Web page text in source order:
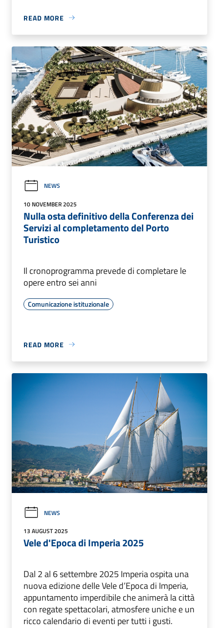
READ MORE
NEWS
10 NOVEMBER 2025
Nulla osta definitivo della Conferenza dei
Servizi al completamento del Porto
Turistico
Il cronoprogramma prevede di completare le
opere entro sei anni
Comunicazione istituzionale
READ MORE
NEWS
13 AUGUST 2025
Vele d'Epoca di Imperia 2025
Dal 2 al 6 settembre 2025 Imperia ospita una
nuova edizione delle Vele d’Epoca di Imperia,
appuntamento imperdibile che animerà la città
con regate spettacolari, atmosfere uniche e un
ricco calendario di eventi per tutti i gusti.